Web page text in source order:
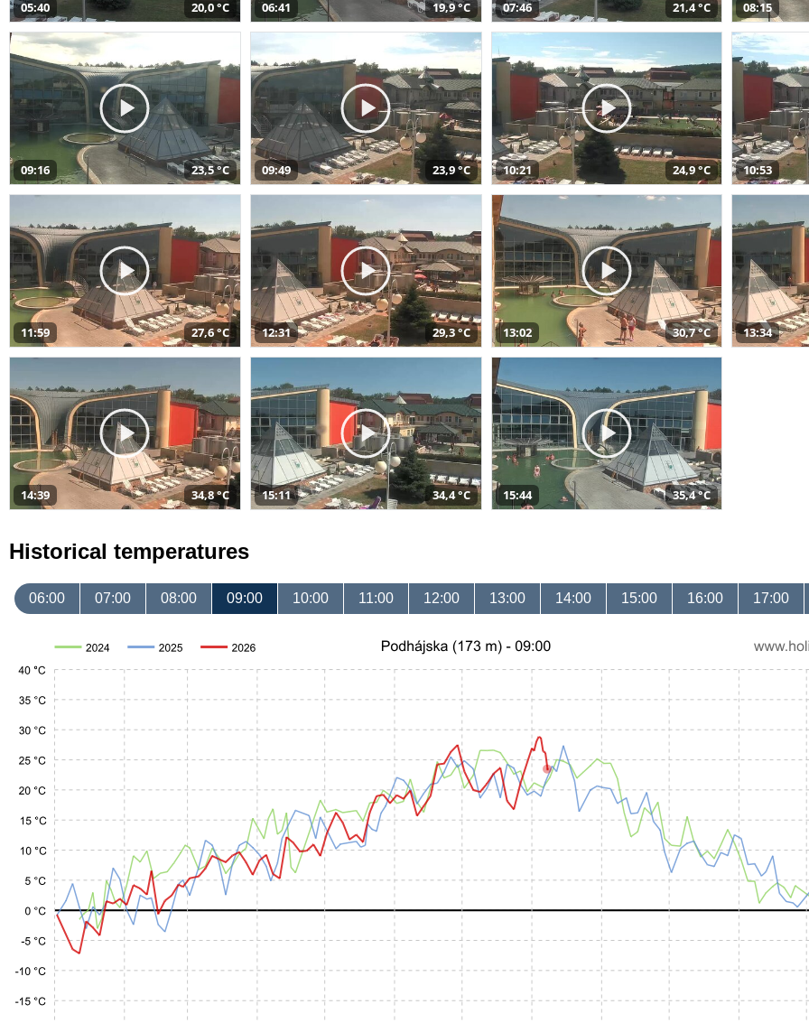
05:40 20,0 °C 06:41 19,9 °C 07:46 21,4 °C 08:15
09:16 23,5 °C 09:49 23,9 °C 10:21 24,9 °C 10:53
11:59 27,6 °C 12:31 29,3 °C 13:02 30,7 °C 13:34
14:39 34,8 °C 15:11 34,4 °C 15:44 35,4 °C
Historical temperatures
06:00 07:00 08:00 09:00 10:00 11:00 12:00 13:00 14:00 15:00 16:00 17:00